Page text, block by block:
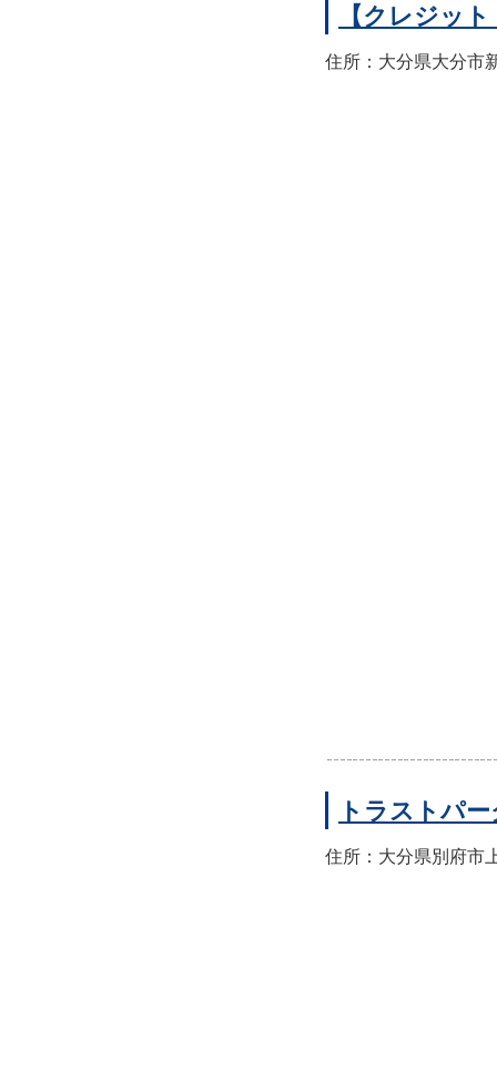
【クレジッ
住所：大分県大分市
トラストパ
住所：大分県別府市